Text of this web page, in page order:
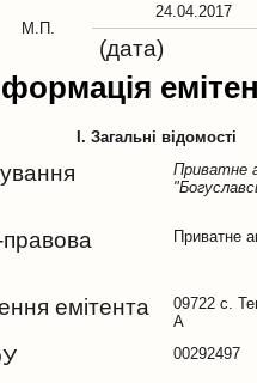
М.П.
24.04.2017
(дата)
I. Загальні відомості
Приватне
правова
Приватне
емітента
09722 с.
А
00292497